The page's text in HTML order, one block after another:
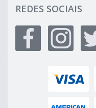
REDES SOCIAIS